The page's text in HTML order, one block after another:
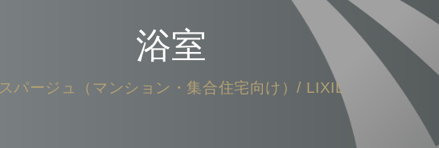
浴室
スパージュ（マンション・集合住宅向け）/ LIXIL